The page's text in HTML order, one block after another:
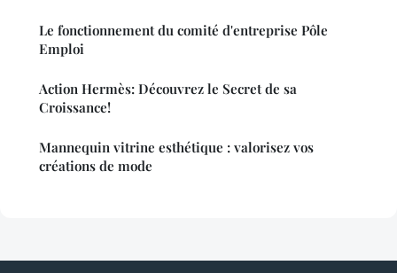
Le fonctionnement du comité d'entreprise Pôle
Emploi
Action Hermès: Découvrez le Secret de sa
Croissance!
Mannequin vitrine esthétique : valorisez vos
créations de mode